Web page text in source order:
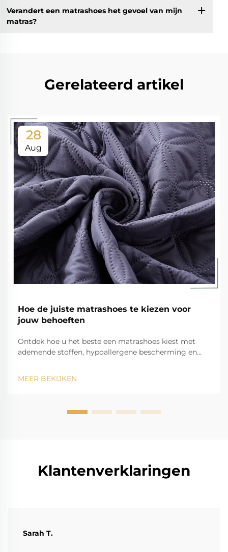
Verandert een matrashoes het gevoel van mijn
matras?
Gerelateerd artikel
28
Aug
Hoe de juiste matrashoes te kiezen voor
jouw behoeften
Ontdek hoe u het beste een matrashoes kiest met
ademende stoffen, hypoallergene bescherming en
bedden. Download uw gids nu.
MEER BEKIJKEN
Klantenverklaringen
Sarah T.